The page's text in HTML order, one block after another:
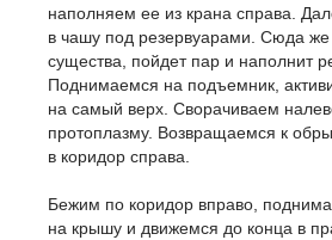
наполняем ее из крана справа.
в чашу под резервуарами. Сюда же
существа, пойдет пар и наполнит
Поднимаемся на подъемник,
на самый верх. Сворачиваем
протоплазму. Возвращаемся к
в коридор справа.
Бежим по коридор вправо,
на крышу и движемся до конца в